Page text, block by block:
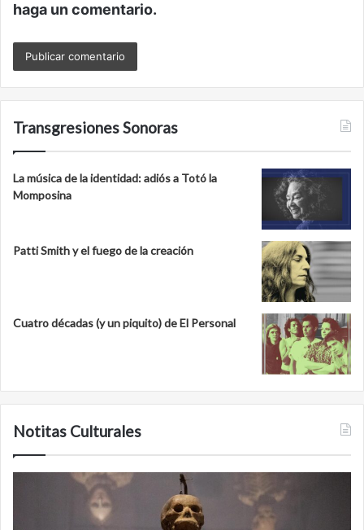
haga un comentario.
Transgresiones Sonoras
La música de la identidad: adiós a Totó la
Momposina
Patti Smith y el fuego de la creación
Cuatro décadas (y un piquito) de El Personal
Notitas Culturales